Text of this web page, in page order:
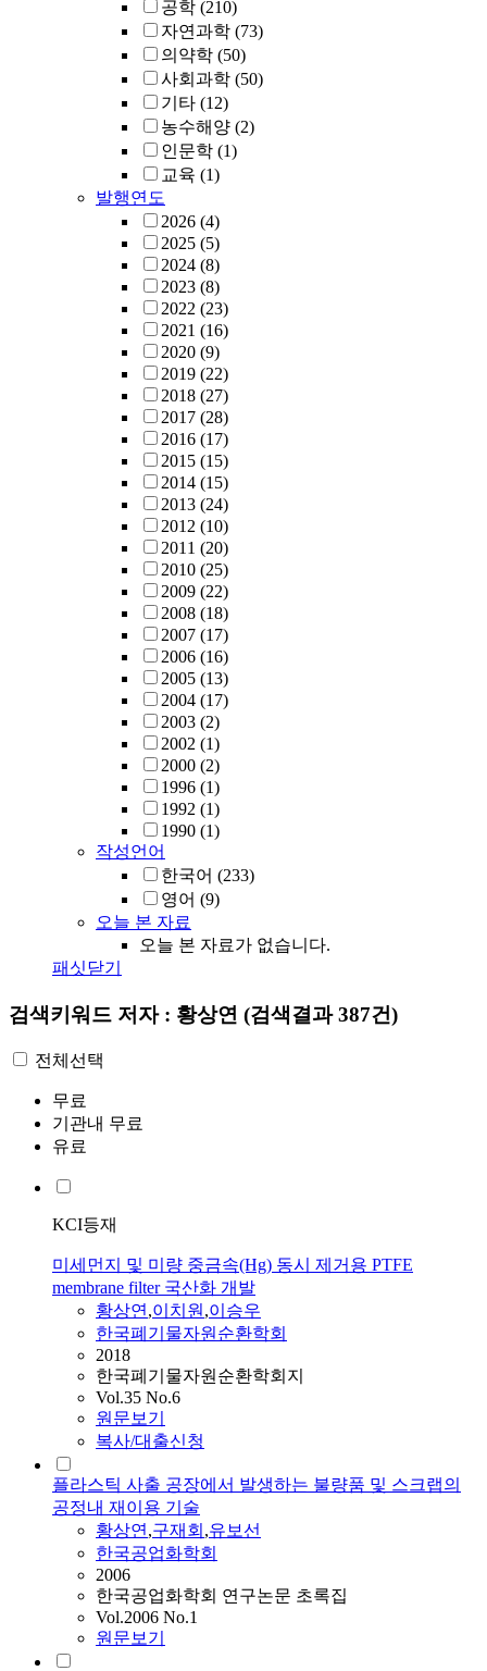
공학 (210)
자연과학 (73)
의약학 (50)
사회과학 (50)
기타 (12)
농수해양 (2)
인문학 (1)
교육 (1)
발행연도
2026 (4)
2025 (5)
2024 (8)
2023 (8)
2022 (23)
2021 (16)
2020 (9)
2019 (22)
2018 (27)
2017 (28)
2016 (17)
2015 (15)
2014 (15)
2013 (24)
2012 (10)
2011 (20)
2010 (25)
2009 (22)
2008 (18)
2007 (17)
2006 (16)
2005 (13)
2004 (17)
2003 (2)
2002 (1)
2000 (2)
1996 (1)
1992 (1)
1990 (1)
작성언어
한국어 (233)
영어 (9)
오늘 본 자료
오늘 본 자료가 없습니다.
패싯닫기
검색키워드 저자 : 황상연 (검색결과 387건)
전체선택
무료
기관내 무료
유료
KCI등재
미세먼지 및 미량 중금속(Hg) 동시 제거용 PTFE
membrane filter 국산화 개발
황상연,이치원,이승우
한국폐기물자원순환학회
2018
한국폐기물자원순환학회지
Vol.35 No.6
원문보기
복사/대출신청
플라스틱 사출 공장에서 발생하는 불량품 및 스크랩의
공정내 재이용 기술
황상연,구재회 ,유보선
한국공업화학회
2006
한국공업화학회 연구논문 초록집
Vol.2006 No.1
원문보기